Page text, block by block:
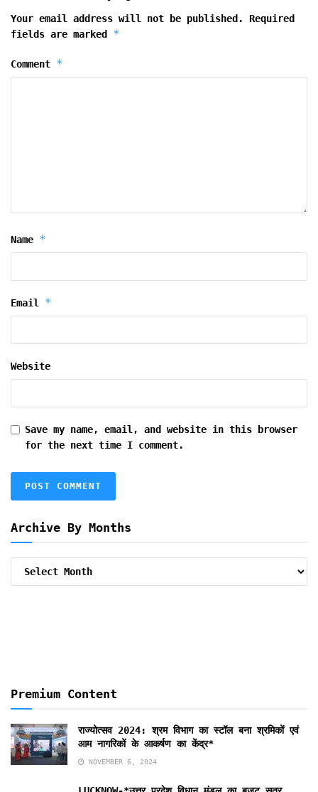
Your email address will not be published.
Required
fields are marked *
Comment *
Name *
Email *
Website
Save my name, email, and website in this browser
for the next time I comment.
Archive By Months
Archive
Premium Content
राज्योत्सव 2024: श्रम विभाग का स्टॉल बना श्रमिकों एवं
आम नागरिकों के आकर्षण का केंद्र*
NOVEMBER 6, 2024